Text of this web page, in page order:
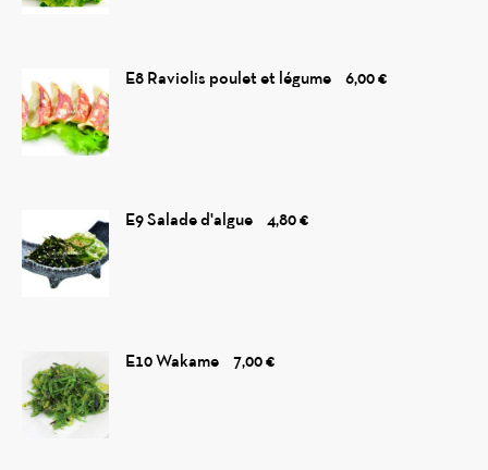
E8 Raviolis poulet et légume 6,00 €
E9 Salade d'algue 4,80 €
E10 Wakame 7,00 €